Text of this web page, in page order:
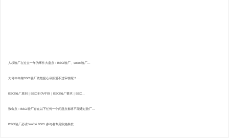
人权验厂在过去一年的事件大盘点：BSCI验厂、sedex验厂...
为何年年做BSCI验厂依然提心吊胆通不过审核呢？...
BSCI验厂原则｜BSCI行为守则｜BSCI验厂要求｜BSC...
致命点：BSCI验厂存在以下任何一个问题点都将不能通过验厂...
BSCI验厂必读”amfori BSCI 参与者专用实施条款